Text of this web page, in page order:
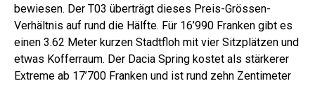
bewiesen. Der T03 überträgt dieses Preis-Grössen-
Verhältnis auf rund die Hälfte. Für 16’990 Franken gibt es
einen 3.62 Meter kurzen Stadtfloh mit vier Sitzplätzen und
etwas Kofferraum. Der Dacia Spring kostet als stärkerer
Extreme ab 17’700 Franken und ist rund zehn Zentimeter